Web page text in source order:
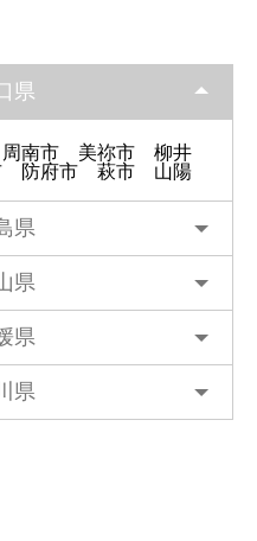
県
周南市 美祢市
柳井
防府市 萩市
山陽
県
県
県
県